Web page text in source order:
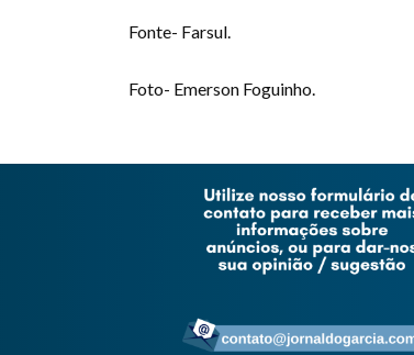
Fonte- Farsul.
Foto- Emerson Foguinho.